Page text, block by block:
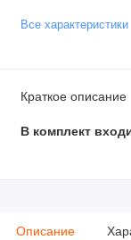
Все характеристики
Краткое описание
В комплект
Описание